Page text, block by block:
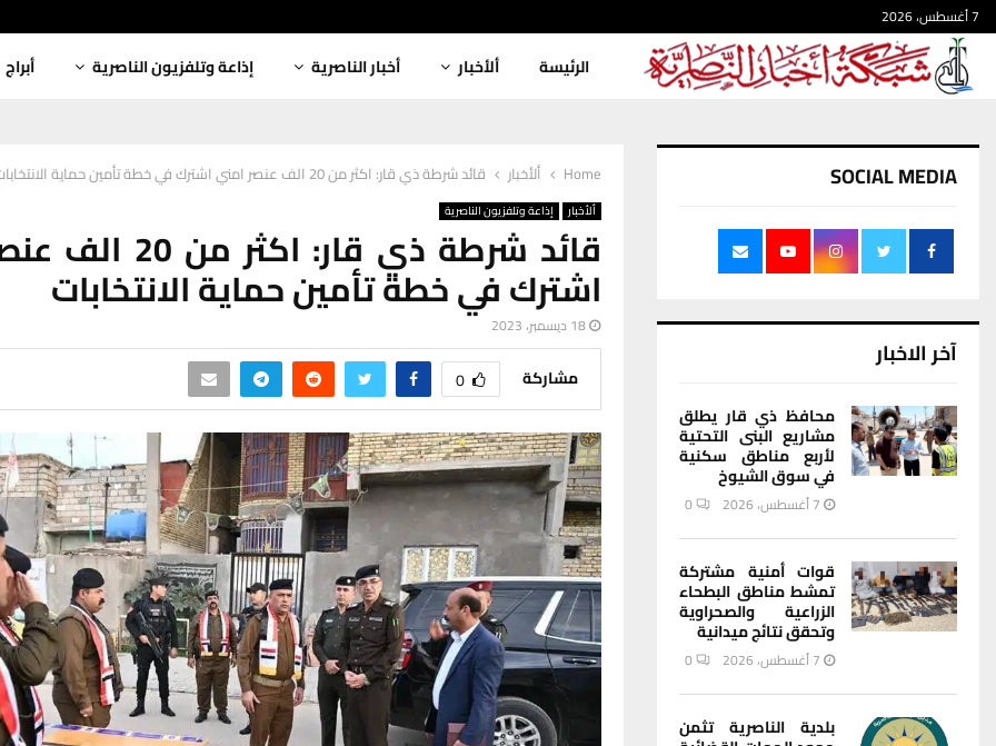
7 أغسطس، 2026
الرئيسة ألأخبار أخبار الناصرية إذاعة وتلفزيون الناصرية أبراج
Home ألأخبار قائد شرطة ذي قار: اكثر من 20 الف عنصر امني اشترك في خطة تأمين حماية الانتخابات
ألأخبار إذاعة وتلفزيون الناصرية
قائد شرطة ذي قار:
اشترك في خطة تأمين حماية الانتخابات
18 ديسمبر، 2023
مشاركة 0
SOCIAL MEDIA
آخر الاخبار
محافظ ذي قار يطلق
مشاريع البنى التحتية
لأربع مناطق سكنية
في سوق الشيوخ
7 أغسطس، 2026 0
قوات أمنية مشتركة
تمشط مناطق البطحاء
الزراعية والصحراوية
وتحقق نتائج ميدانية
7 أغسطس، 2026 0
بلدية الناصرية تثمن